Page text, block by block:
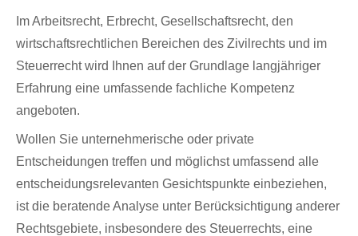
Im Arbeitsrecht, Erbrecht, Gesellschaftsrecht, den
wirtschaftsrechtlichen Bereichen des Zivilrechts und im
Steuerrecht wird Ihnen auf der Grundlage langjähriger
Erfahrung eine umfassende fachliche Kompetenz
angeboten.
Wollen Sie unternehmerische oder private
Entscheidungen treffen und möglichst umfassend alle
entscheidungsrelevanten Gesichtspunkte einbeziehen,
ist die beratende Analyse unter Berücksichtigung anderer
Rechtsgebiete, insbesondere des Steuerrechts, eine